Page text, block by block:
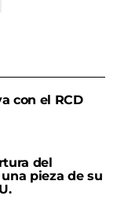
con el RCD
del
pieza de su